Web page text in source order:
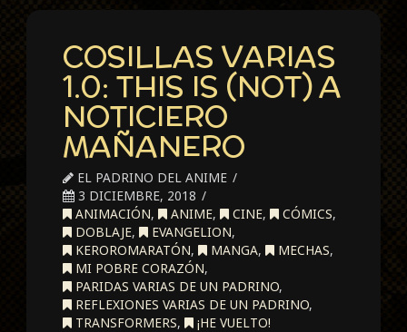
COSILLAS VARIAS
1.0: THIS IS (NOT) A
NOTICIERO
MAÑANERO
EL PADRINO DEL ANIME
3 DICIEMBRE, 2018
ANIMACIÓN, ANIME, CINE, CÓMICS,
DOBLAJE, EVANGELION,
KEROROMARATÓN, MANGA, MECHAS,
MI POBRE CORAZÓN,
PARIDAS VARIAS DE UN PADRINO,
REFLEXIONES VARIAS DE UN PADRINO,
TRANSFORMERS, ¡HE VUELTO!